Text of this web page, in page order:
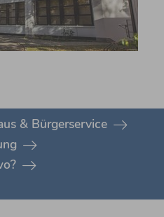
& Bürgerservice